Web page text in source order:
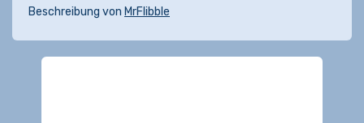
Beschreibung von MrFlibble